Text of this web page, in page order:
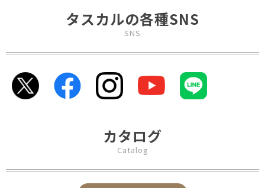
タスカルの各種SNS
SNS
カタログ
Catalog